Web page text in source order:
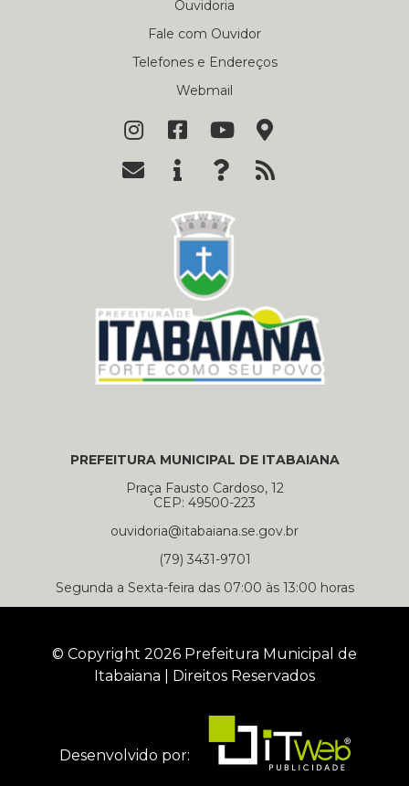
Ouvidoria
Fale com Ouvidor
Telefones e Endereços
Webmail
PREFEITURA MUNICIPAL DE ITABAIANA
Praça Fausto Cardoso, 12
CEP: 49500-223
ouvidoria@itabaiana.se.gov.br
(79) 3431-9701
Segunda a Sexta-feira das 07:00 às 13:00 horas
© Copyright 2026 Prefeitura Municipal de
Itabaiana | Direitos Reservados
Desenvolvido por: